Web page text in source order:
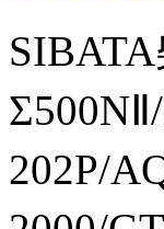
202P/